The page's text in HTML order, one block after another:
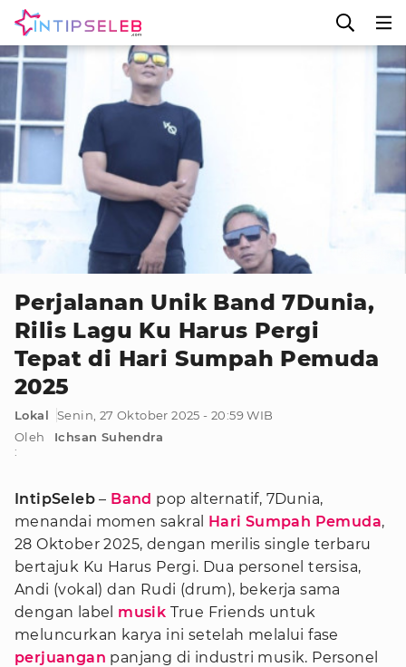
Perjalanan Unik Band 7Dunia,
Rilis Lagu Ku Harus Pergi
Tepat di Hari Sumpah Pemuda
2025
Lokal
Senin, 27 Oktober 2025 - 20:59 WIB
Oleh
:
Ichsan Suhendra
IntipSeleb – Band pop alternatif, 7Dunia,
menandai momen sakral Hari Sumpah Pemuda,
28 Oktober 2025, dengan merilis single terbaru
bertajuk Ku Harus Pergi. Dua personel tersisa,
Andi (vokal) dan Rudi (drum), bekerja sama
dengan label musik True Friends untuk
meluncurkan karya ini setelah melalui fase
perjuangan panjang di industri musik. Personel